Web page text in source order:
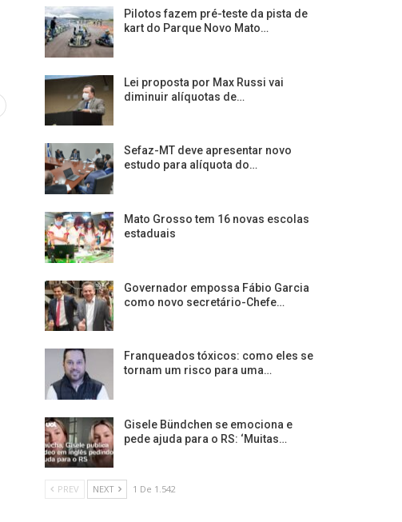
Pilotos fazem pré-teste da pista de
kart do Parque Novo Mato…
Lei proposta por Max Russi vai
diminuir alíquotas de…
Sefaz-MT deve apresentar novo
estudo para alíquota do…
Mato Grosso tem 16 novas escolas
estaduais
Governador empossa Fábio Garcia
como novo secretário-Chefe…
Franqueados tóxicos: como eles se
tornam um risco para uma…
Gisele Bündchen se emociona e
pede ajuda para o RS: ‘Muitas…
PREV NEXT 1 De 1.542